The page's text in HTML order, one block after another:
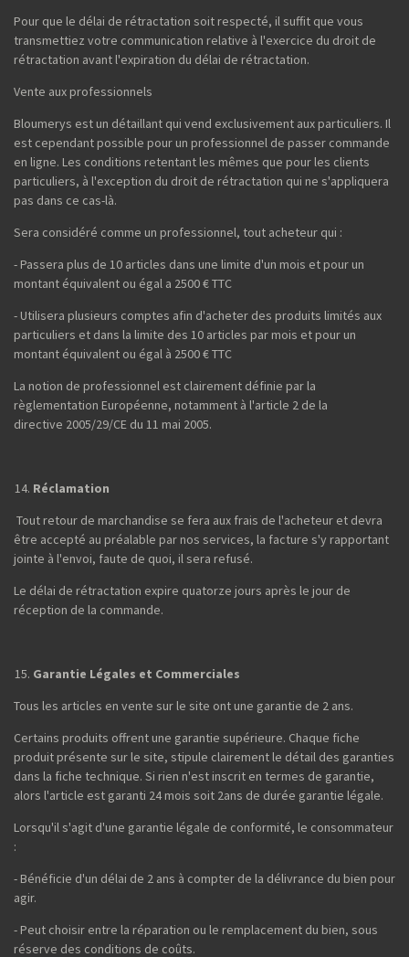
Pour que le délai de rétractation soit respecté, il suffit que vous
transmettiez votre communication relative à l'exercice du droit de
rétractation avant l'expiration du délai de rétractation.
Vente aux professionnels
Bloumerys est un détaillant qui vend exclusivement aux particuliers. Il
est cependant possible pour un professionnel de passer commande
en ligne. Les conditions retentant les mêmes que pour les clients
particuliers, à l'exception du droit de rétractation qui ne s'appliquera
pas dans ce cas-là.
Sera considéré comme un professionnel, tout acheteur qui :
- Passera plus de 10 articles dans une limite d'un mois et pour un
montant équivalent ou égal a 2500 € TTC
- Utilisera plusieurs comptes afin d'acheter des produits limités aux
particuliers et dans la limite des 10 articles par mois et pour un
montant équivalent ou égal à 2500 € TTC
La notion de professionnel est clairement définie par la
règlementation Européenne, notamment à l'article 2 de la
directive 2005/29/CE du 11 mai 2005.
Réclamation
Tout retour de marchandise se fera aux frais de l'acheteur et devra
être accepté au préalable par nos services, la facture s'y rapportant
jointe à l'envoi, faute de quoi, il sera refusé.
Le délai de rétractation expire quatorze jours après le jour de
réception de la commande.
Garantie Légales et Commerciales
Tous les articles en vente sur le site ont une garantie de 2 ans.
Certains produits offrent une garantie supérieure. Chaque fiche
produit présente sur le site, stipule clairement le détail des garanties
dans la fiche technique. Si rien n'est inscrit en termes de garantie,
alors l'article est garanti 24 mois soit 2ans de durée garantie légale.
Lorsqu'il s'agit d'une garantie légale de conformité, le consommateur
:
- Bénéficie d'un délai de 2 ans à compter de la délivrance du bien pour
agir.
- Peut choisir entre la réparation ou le remplacement du bien, sous
réserve des conditions de coûts.